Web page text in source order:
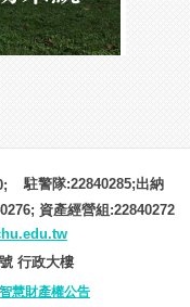
駐警隊:22840285;出納
資產經營組:22840272
行政大樓
智慧財產權公告